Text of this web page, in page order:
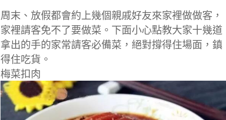
周末、放假都會約上幾個親戚好友來家裡做做客，
家裡請客免不了要做菜。下面小心點教大家十幾道
拿出的手的家常請客必備菜，絕對撐得住場面，鎮
得住吃貨。
梅菜扣肉